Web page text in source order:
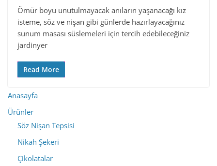
Ömür boyu unutulmayacak anıların yaşanacağı kız
isteme, söz ve nişan gibi günlerde hazırlayacağınız
sunum masası süslemeleri için tercih edebileceğiniz
jardinyer
Read More
Anasayfa
Ürünler
Söz Nişan Tepsisi
Nikah Şekeri
Çikolatalar